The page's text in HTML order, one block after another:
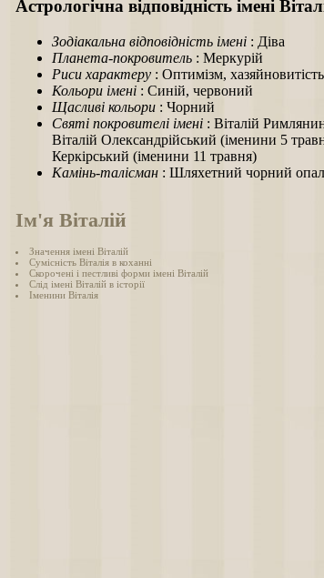
Астрологічна відповідність імені
Зодіакальна відповідність імені : Діва
Планета-покровитель : Меркурій
Риси характеру : Оптимізм,
Кольори імені : Синій, червоний
Щасливі кольори : Чорний
Святі покровителі імені : Віталій
Віталій Олександрійський (іменини 5
Керкірський (іменини 11 травня)
Камінь-талісман : Шляхетний чорний опал
Ім'я Віталій
Значення імені Віталій
Сумісність Віталія в коханні
Скорочені і пестливі форми імені Віталій
Слід імені Віталій в історії
Іменини Віталія